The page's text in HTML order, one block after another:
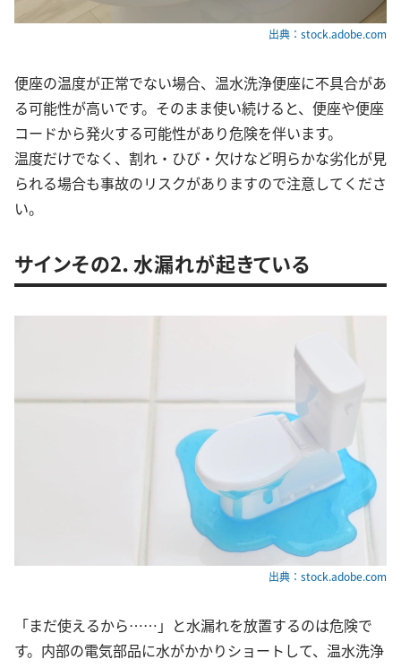
出典：stock.adobe.com
便座の温度が正常でない場合、温水洗浄便座に不具合があ
る可能性が高いです。そのまま使い続けると、便座や便座
コードから発火する可能性があり危険を伴います。
温度だけでなく、割れ・ひび・欠けなど明らかな劣化が見
られる場合も事故のリスクがありますので注意してくださ
い。
サインその2．水漏れが起きている
出典：stock.adobe.com
「まだ使えるから……」と水漏れを放置するのは危険で
す。内部の電気部品に水がかかりショートして、温水洗浄